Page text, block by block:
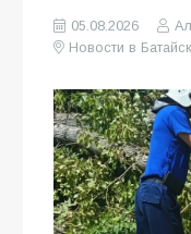
05.08.2026
Новости в